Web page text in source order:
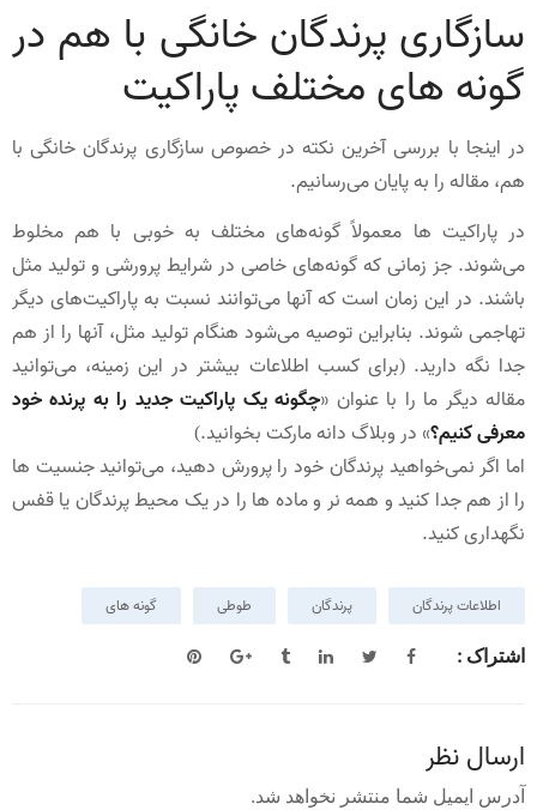
سازگاری پرندگان خانگی با هم در
گونه های مختلف پاراکیت
در اینجا با بررسی آخرین نکته در خصوص سازگاری پرندگان خانگی با
هم، مقاله را به پایان می‌رسانیم.
در پاراکیت ها معمولاً گونه‌های مختلف به خوبی با هم مخلوط
می‌شوند. جز زمانی که گونه‌های خاصی در شرایط پرورشی و تولید مثل
باشند. در این زمان است که آنها می‌توانند نسبت به پاراکیت‌های دیگر
تهاجمی شوند. بنابراین توصیه می‌شود هنگام تولید مثل، آنها را از هم
جدا نگه دارید. (برای کسب اطلاعات بیشتر در این زمینه، می‌توانید
مقاله دیگر ما را با عنوان «چگونه یک پاراکیت جدید را به پرنده خود
معرفی کنیم؟» در وبلاگ دانه مارکت بخوانید.)
اما اگر نمی‌خواهید پرندگان خود را پرورش دهید، می‌توانید جنسیت ها
را از هم جدا کنید و همه نر و ماده ها را در یک محیط پرندگان یا قفس
نگهداری کنید.
اطلاعات پرندگان پرندگان طوطی گونه های
اشتراک :
ارسال نظر
آدرس ایمیل شما منتشر نخواهد شد.